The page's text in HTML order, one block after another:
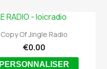
 Quick view
Copy Of Jingle Radio
€0.00
PERSONNALISER